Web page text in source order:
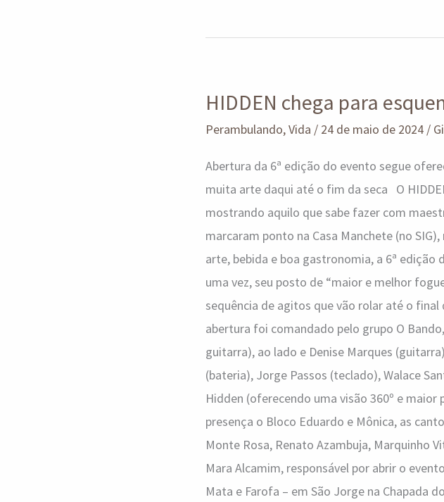
HIDDEN chega para
Perambulando,Vida / 24 de maio de 2024 /
Abertura da 6ª edição do evento segue
muita arte daqui até o fim da seca O
mostrando aquilo que sabe fazer com
marcaram ponto na Casa Manchete (no
arte, bebida e boa gastronomia, a 6ª edição
uma vez, seu posto de “maior e melhor
sequência de agitos que vão rolar até o
abertura foi comandado pelo grupo O
guitarra), ao lado e Denise Marques
(bateria), Jorge Passos (teclado), Walace
Hidden (oferecendo uma visão 360º e
presença o Bloco Eduardo e Mônica, as
Monte Rosa, Renato Azambuja, Marquinho
Mara Alcamim, responsável por abrir o
Mata e Farofa – em São Jorge na Chapada
chega
para
o
inverno
2024